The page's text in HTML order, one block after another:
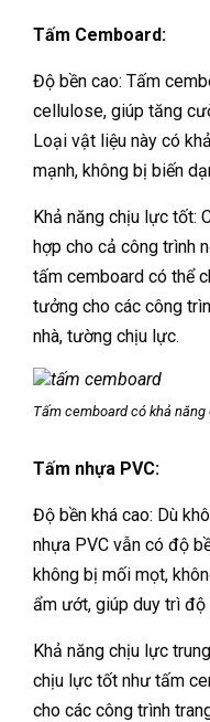
Tấm Cemboard:
Độ bền cao: Tấm
cellulose, giúp tăng
Loại vật liệu này có
mạnh, không bị biến
Khả năng chịu lực tốt:
hợp cho cả công trình
tấm cemboard có thể
tưởng cho các công
nhà, tường chịu lực.
Tấm cemboard có khả
Tấm nhựa PVC:
Độ bền khá cao: Dù
nhựa PVC vẫn có độ
không bị mối mọt,
ẩm ướt, giúp duy trì độ
Khả năng chịu lực
chịu lực tốt như tấm
cho các công trình